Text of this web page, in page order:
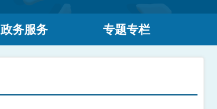
政务服务 专题专栏